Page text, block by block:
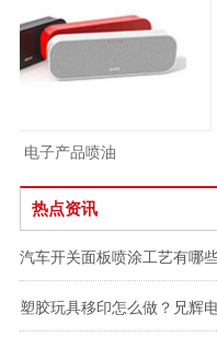
电子产品喷油
热点资讯
汽车开关面板喷涂工艺有哪